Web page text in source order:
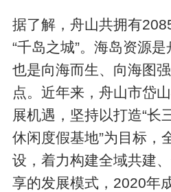
据了解，舟山共拥有
“千岛之城”。海岛资源是
也是向海而生、向海图
点。近年来，舟山市岱
展机遇，坚持以打造“长
休闲度假基地”为目标，
设，着力构建全域共建
享的发展模式，2020年